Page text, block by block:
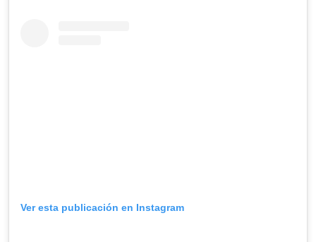
Ver esta publicación en Instagram